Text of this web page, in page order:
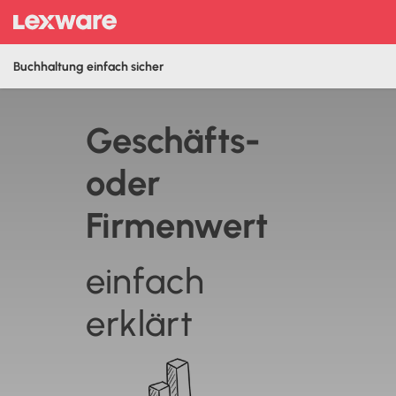
Buchhaltung einfach sicher
Geschäfts-
oder
Firmenwert
einfach
erklärt